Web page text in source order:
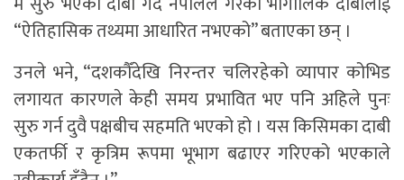
“ऐतिहासिक तथ्यमा आधारित नभएको” बताएका छन् ।
उनले भने, “दशकौँदेखि निरन्तर चलिरहेको व्यापार कोभिड
लगायत कारणले केही समय प्रभावित भए पनि अहिले पुनः
सुरु गर्न दुवै पक्षबीच सहमति भएको हो । यस किसिमका दाबी
एकतर्फी र कृत्रिम रूपमा भूभाग बढाएर गरिएको भएकाले